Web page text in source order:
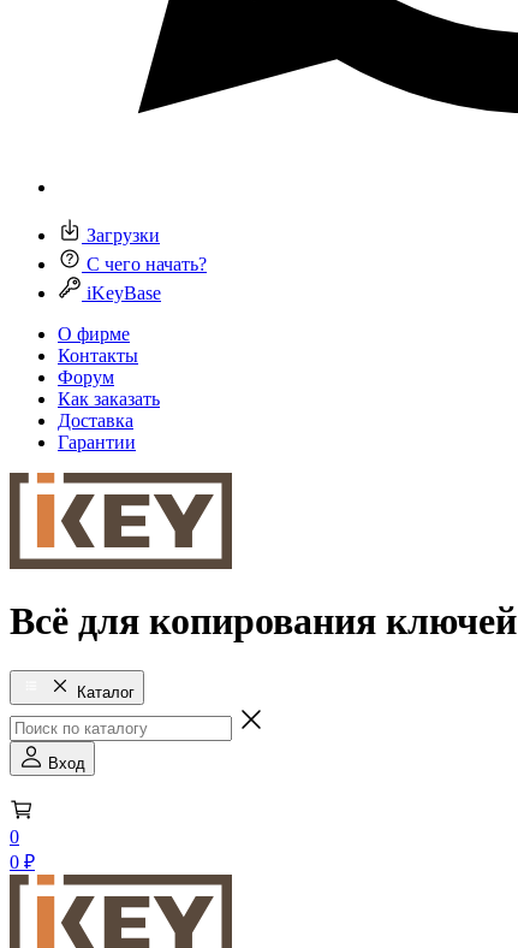
Загрузки
С чего начать?
iKeyBase
О фирме
Контакты
Форум
Как заказать
Доставка
Гарантии
Всё для копирования ключей
Каталог
Вход
0
0 ₽